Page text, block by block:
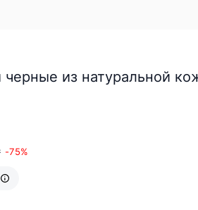
черные из натуральной
-75%